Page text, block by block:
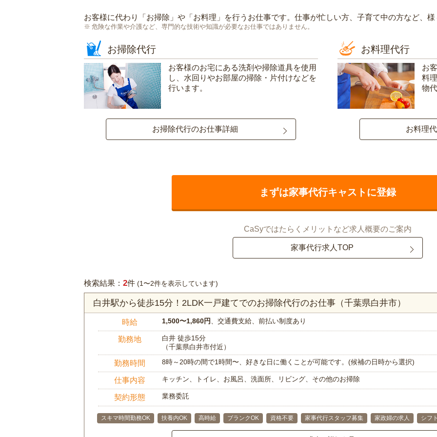
お客様に代わり「 お掃除 」や「 お料理 」を行うお仕事です。仕事が忙しい方、子育て中の方など、
危険な作業や介護など、専門的な技術や知識が必要なお仕事ではありません。
お掃除代行
お客様のお宅にある洗剤や掃除道具を使用
し、水回りやお部屋の掃除・片付けなどを
行います。
お掃除代行のお仕事詳細
お料理代行
お
料
物
お料理
まずは家事代行キャストに登録
CaSyではたらくメリットなど求人概要のご案内
家事代行求人TOP
検索結果： 2件 (1〜2件を表示しています)
白井駅から徒歩15分！2LDK一戸建てでのお掃除代行のお仕事（千葉県白井市）
時給 1,500〜1,860円 、交通費支給、前払い制度あり
勤務地
白井 徒歩15分
（千葉県白井市付近）
勤務時間 8時～20時の間で1時間〜、好きな日に働くことが可能です。(候補の日時から選択)
仕事内容 キッチン、トイレ、お風呂、洗面所、リビング、その他のお掃除
契約形態 業務委託
スキマ時間勤務OK 扶養内OK 高時給 ブランクOK 資格不要 家事代行スタッフ募集 家政婦の求人 シフ